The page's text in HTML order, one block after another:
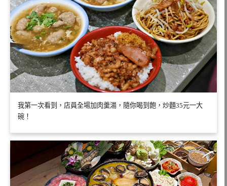
我第一次看到，店員全場加肉羹湯，隨你喝到飽，炒麵35元一大
碗！